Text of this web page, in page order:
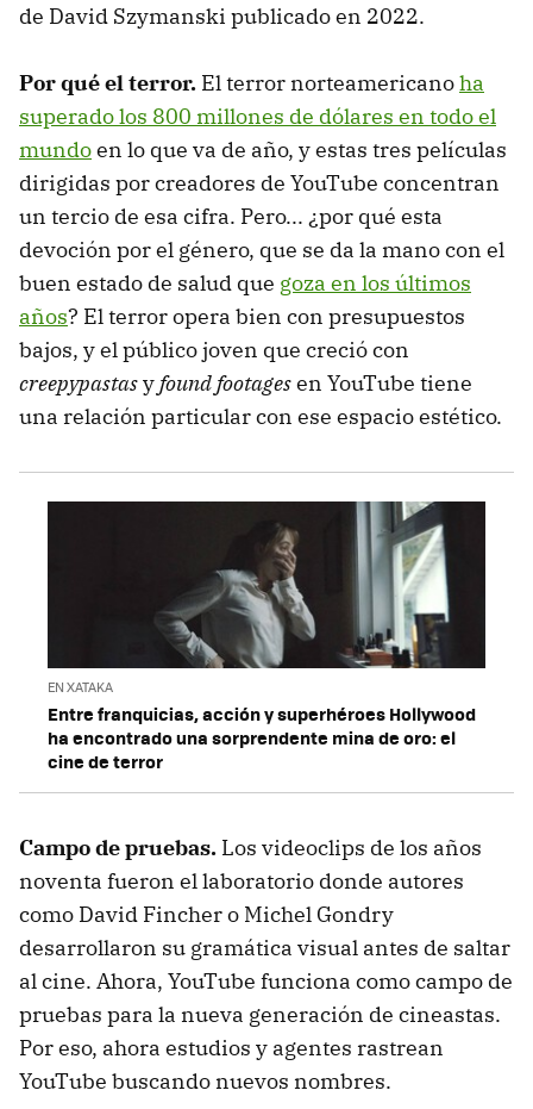
de David Szymanski publicado en 2022.
Por qué el terror. El terror norteamericanoha
superado los 800 millones de dólares en todo el
mundoen lo que va de año, y estas tres películas
dirigidas por creadores de YouTube concentran
un tercio de esa cifra. Pero... ¿por qué esta
devoción por el género, que se da la mano con el
buen estado de salud que goza en los últimos
años? El terror opera bien con presupuestos
bajos, y el público joven que creció con
creepypastasyfound footagesen YouTube tiene
una relación particular con ese espacio estético.
EN XATAKA
Entre franquicias, acción y superhéroes Hollywood
ha encontrado una sorprendente mina de oro: el
cine de terror
Campo de pruebas. Los videoclips de los años
noventa fueron el laboratorio donde autores
como David Fincher o Michel Gondry
desarrollaron su gramática visual antes de saltar
al cine. Ahora, YouTube funciona como campo de
pruebas para la nueva generación de cineastas.
Por eso, ahora estudios y agentes rastrean
YouTube buscando nuevos nombres.